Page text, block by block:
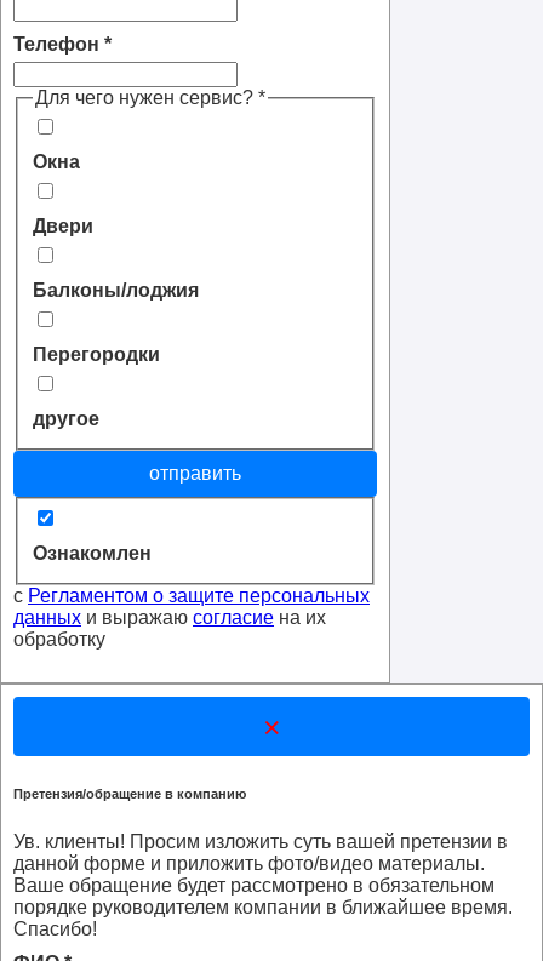
Телефон *
Для чего нужен сервис? *
Окна
Двери
Балконы/лоджия
Перегородки
другое
отправить
Ознакомлен
с Регламентом о защите персональных
данных и выражаю согласие на их
обработку
×
Претензия/обращение в компанию
Ув. клиенты! Просим изложить суть вашей претензии в
данной форме и приложить фото/видео материалы.
Ваше обращение будет рассмотрено в обязательном
порядке руководителем компании в ближайшее время.
Спасибо!